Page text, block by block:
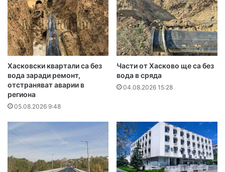
Хасковски квартали са без
вода заради ремонт,
отстраняват аварии в
региона
05.08.2026 9:48
Части от Хасково ще са без
вода в сряда
04.08.2026 15:28